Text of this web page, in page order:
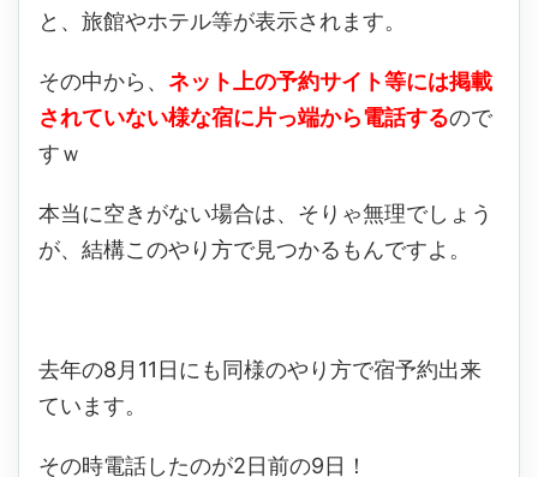
と、旅館やホテル等が表示されます。
その中から、 ネット上の予約サイト等には掲載
されていない様な宿に片っ端から電話するので
すｗ
本当に空きがない場合は、そりゃ無理でしょう
が、結構このやり方で見つかるもんですよ。
去年の8月11日にも同様のやり方で宿予約出来
ています。
その時電話したのが2日前の9日！